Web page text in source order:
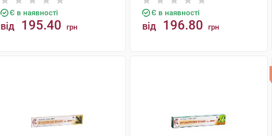
Є в наявності
від 195.40 грн
Є в наявності
від 196.80 грн